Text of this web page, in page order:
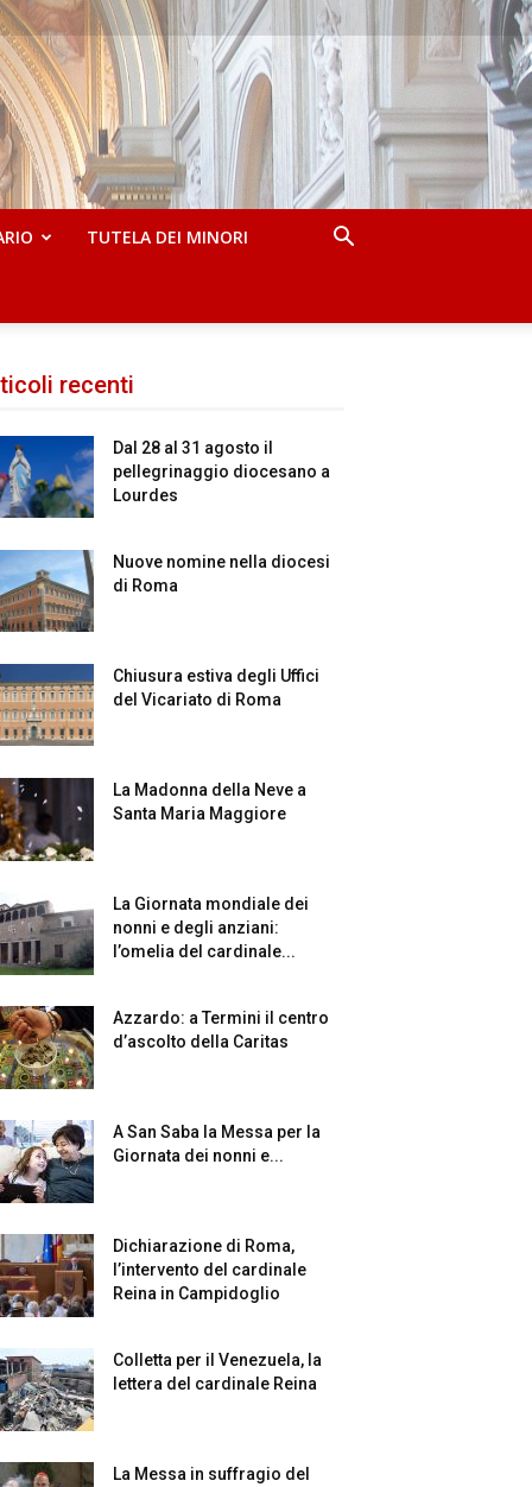
TUTELA DEI MINORI
recenti
Dal 28 al 31 agosto il
pellegrinaggio diocesano a
Lourdes
Nuove nomine nella diocesi
di Roma
Chiusura estiva degli Uffici
del Vicariato di Roma
La Madonna della Neve a
Santa Maria Maggiore
La Giornata mondiale dei
nonni e degli anziani:
l’omelia del cardinale...
Azzardo: a Termini il centro
d’ascolto della Caritas
A San Saba la Messa per la
Giornata dei nonni e...
Dichiarazione di Roma,
l’intervento del cardinale
Reina in Campidoglio
Colletta per il Venezuela, la
lettera del cardinale Reina
La Messa in suffragio del